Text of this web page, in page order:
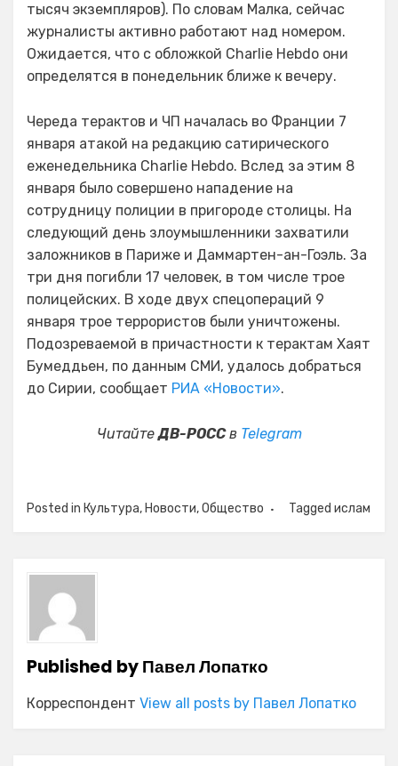
тысяч экземпляров). По словам Малка, сейчас
журналисты активно работают над номером.
Ожидается, что с обложкой Charlie Hebdo они
определятся в понедельник ближе к вечеру.
Череда терактов и ЧП началась во Франции 7
января атакой на редакцию сатирического
еженедельника Charlie Hebdo. Вслед за этим 8
января было совершено нападение на
сотрудницу полиции в пригороде столицы. На
следующий день злоумышленники захватили
заложников в Париже и Даммартен-ан-Гоэль. За
три дня погибли 17 человек, в том числе трое
полицейских. В ходе двух спецопераций 9
января трое террористов были уничтожены.
Подозреваемой в причастности к терактам Хаят
Бумеддьен, по данным СМИ, удалось добраться
до Сирии, сообщает РИА «Новости».
ЧитайтеДВ-РОССв Telegram
Posted in Культура, Новости,Общество Tagged ислам
Published byПавел Лопатко
Корреспондент View all posts by Павел Лопатко